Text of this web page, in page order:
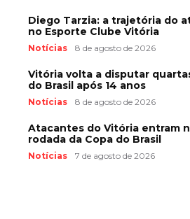
Diego Tarzia: a trajetória do
no Esporte Clube Vitória
Notícias 8 de agosto de 2026
Vitória volta a disputar
do Brasil após 14 anos
Notícias 8 de agosto de 2026
Atacantes do Vitória entram
rodada da Copa do Brasil
Notícias 7 de agosto de 2026